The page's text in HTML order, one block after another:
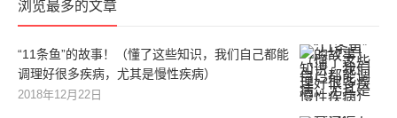
浏览最多的文章
“11条鱼”的故事！（懂了这些知识，我们自己都能
调理好很多疾病，尤其是慢性疾病）
2018年12月22日